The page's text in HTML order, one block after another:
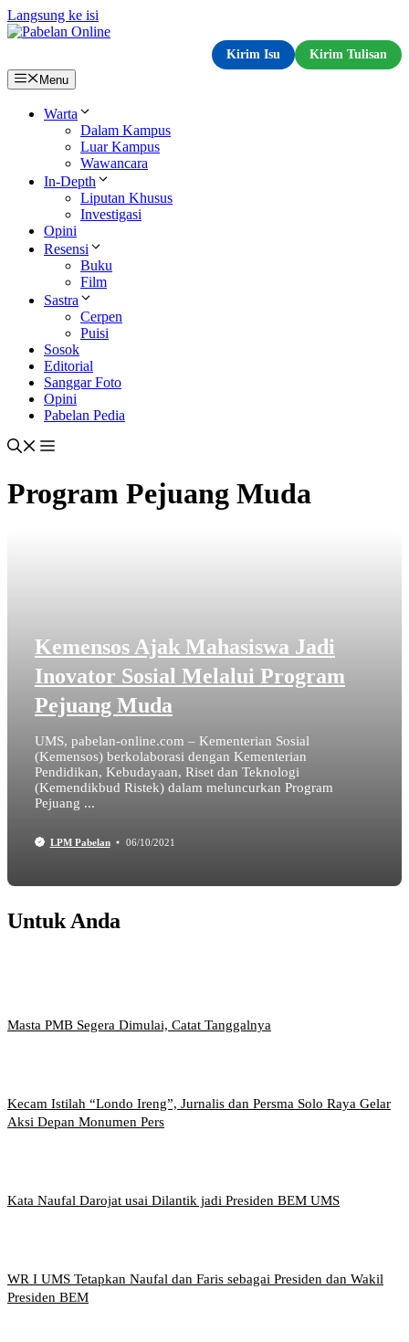
Langsung ke isi
Kirim Isu
Kirim Tulisan
Menu
Warta
Dalam Kampus
Luar Kampus
Wawancara
In-Depth
Liputan Khusus
Investigasi
Opini
Resensi
Buku
Film
Sastra
Cerpen
Puisi
Sosok
Editorial
Sanggar Foto
Opini
Pabelan Pedia
Program Pejuang Muda
Kemensos Ajak Mahasiswa Jadi
Inovator Sosial Melalui Program
Pejuang Muda
UMS, pabelan-online.com – Kementerian Sosial
(Kemensos) berkolaborasi dengan Kementerian
Pendidikan, Kebudayaan, Riset dan Teknologi
(Kemendikbud Ristek) dalam meluncurkan Program
Pejuang ...
LPM Pabelan 06/10/2021
Untuk Anda
Masta PMB Segera Dimulai, Catat Tanggalnya
Kecam Istilah “Londo Ireng”, Jurnalis dan Persma Solo Raya Gelar
Aksi Depan Monumen Pers
Kata Naufal Darojat usai Dilantik jadi Presiden BEM UMS
WR I UMS Tetapkan Naufal dan Faris sebagai Presiden dan Wakil
Presiden BEM